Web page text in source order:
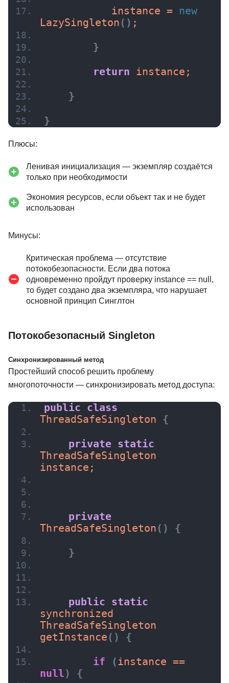
           instance =
new
LazySingleton ( ) ;
}
return instance;
}
}
Плюсы:
Ленивая инициализация — экземпляр создаётся
только при необходимости
Экономия ресурсов, если объект так и не будет
использован
Минусы:
Критическая проблема — отсутствие
потокобезопасности. Если два потока
одновременно пройдут проверку instance == null,
то будет создано два экземпляра, что нарушает
основной принцип Синглтон
Потокобезопасный Singleton
Синхронизированный метод
Простейший способ решить проблему
многопоточности — синхронизировать метод доступа:
public
class
ThreadSafeSingleton {
private static
ThreadSafeSingleton
instance;
private
ThreadSafeSingleton ( ) {
}
public
static
synchronized
getInstance ( ) {
if (
null) {